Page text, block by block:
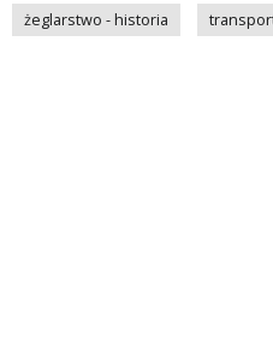
żeglarstwo - historia